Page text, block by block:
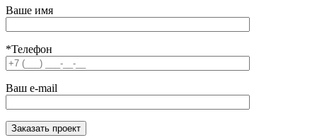
Ваше имя
*Телефон
Ваш e-mail